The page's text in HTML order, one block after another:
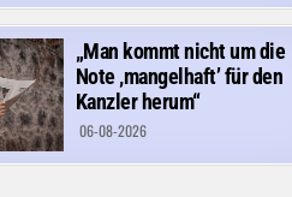
„Man kommt nicht um die
Note ‚mangelhaft’ für den
Kanzler herum“
06-08-2026